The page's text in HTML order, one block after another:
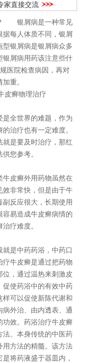
家直接交流
银屑病是一种常见
据每人体质不同，银屑
银屑病是银屑病众多
银屑病用药该注意些什
医院检查病因，再对
重。
全世界的难题，作为
治疗也有一定难度。
就是要及时治疗，那红
您参考。
皮癣外用药物虽然在
效非常快，但是由于牛
副反应很大，长期使用
易造成牛皮癣病情的
疗难度。
是中药药浴，中药口
疗牛皮癣是通过把药物
，通过温热来刺激皮
促使药浴中的有效中药
样可以促使新陈代谢和
病外治、由内透表、通
功效。药浴治疗牛皮癣
。本身传统的中医药
用方法的精髓。该方法
将药液盛于器皿内，